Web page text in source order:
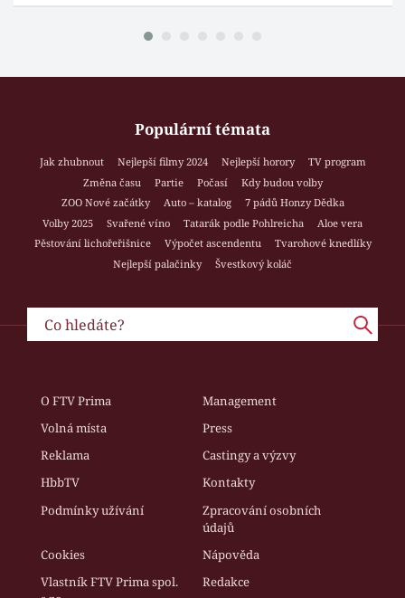
Populární témata
Jak zhubnout Nejlepší filmy 2024 Nejlepší horory
TV program
Změna času
Partie Počasí
Kdy budou volby
ZOO Nové začátky
Auto – katalog
7 pádů Honzy Dědka
Volby 2025
Svařené víno Tatarák podle Pohlreicha
Aloe vera
Pěstování lichořeřišnice
Výpočet ascendentu
Tvarohové knedlíky
Nejlepší palačinky
Švestkový koláč
O FTV Prima
Management
Volná místa
Press
Reklama
Castingy a výzvy
HbbTV
Kontakty
Podmínky užívání
Zpracování osobních
údajů
Cookies
Nápověda
Vlastník FTV Prima spol.
Redakce